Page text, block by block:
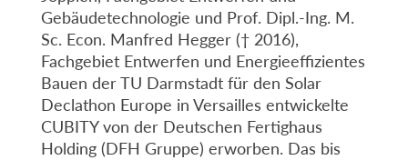
Gebäudetechnologie und Prof. Dipl.-Ing. M.
Sc. Econ. Manfred Hegger († 2016),
Fachgebiet Entwerfen und Energieeffizientes
Bauen der TU Darmstadt für den Solar
Declathon Europe in Versailles entwickelte
CUBITY von der Deutschen Fertighaus
Holding (DFH Gruppe) erworben. Das bis